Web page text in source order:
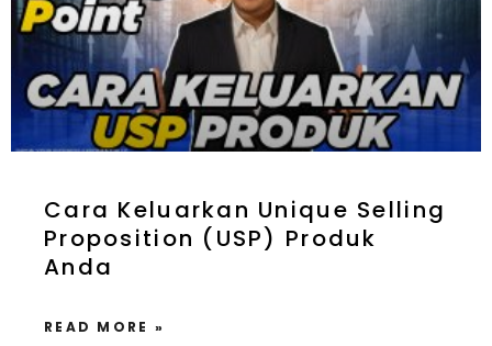
Cara Keluarkan Unique Selling
Proposition (USP) Produk
Anda
READ MORE »